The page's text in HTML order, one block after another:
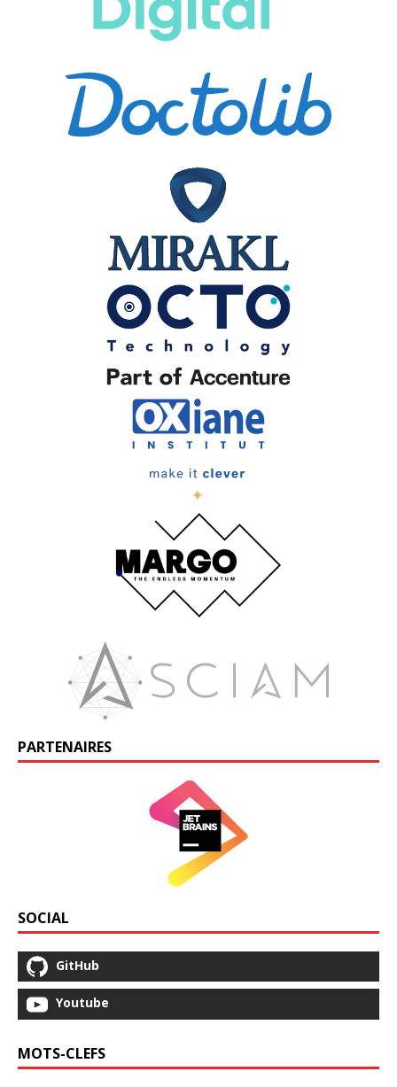
PARTENAIRES
SOCIAL
GitHub
Youtube
MOTS-CLEFS